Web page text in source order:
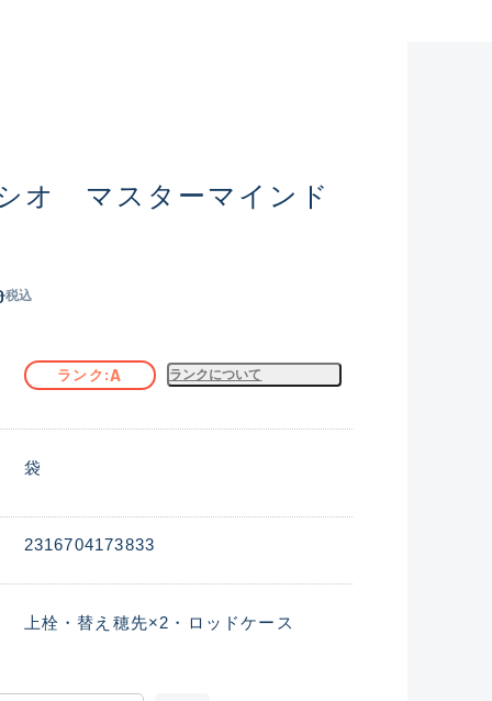
オ マスターマインド
税込
ランク A ランクについて
袋
2316704173833
上栓・替え穂先×2・ロッドケース